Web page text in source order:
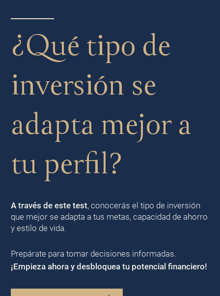
¿Qué tipo de
inversión se
adapta mejor a
tu perfil?
A través de este test, conocerás el tipo de inversión
que mejor se adapta a tus metas, capacidad de ahorro
y estilo de vida.
Prepárate para tomar decisiones informadas.
¡Empieza ahora y desbloquea tu potencial financiero!